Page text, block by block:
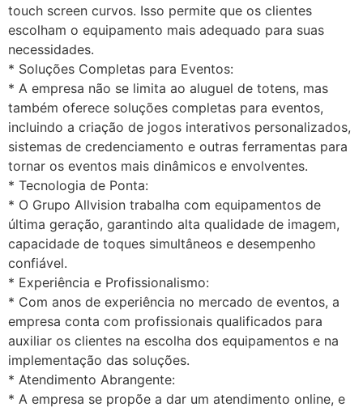
touch screen curvos. Isso permite que os clientes
escolham o equipamento mais adequado para suas
necessidades.
* Soluções Completas para Eventos:
* A empresa não se limita ao aluguel de totens, mas
também oferece soluções completas para eventos,
incluindo a criação de jogos interativos personalizados,
sistemas de credenciamento e outras ferramentas para
tornar os eventos mais dinâmicos e envolventes.
* Tecnologia de Ponta:
* O Grupo Allvision trabalha com equipamentos de
última geração, garantindo alta qualidade de imagem,
capacidade de toques simultâneos e desempenho
confiável.
* Experiência e Profissionalismo:
* Com anos de experiência no mercado de eventos, a
empresa conta com profissionais qualificados para
auxiliar os clientes na escolha dos equipamentos e na
implementação das soluções.
* Atendimento Abrangente:
* A empresa se propõe a dar um atendimento online, e